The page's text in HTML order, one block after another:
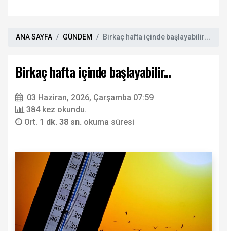
ANA SAYFA GÜNDEM Birkaç hafta içinde başlayabilir...
Birkaç hafta içinde başlayabilir...
03 Haziran, 2026, Çarşamba 07:59
384 kez okundu.
Ort. 1 dk. 38 sn. okuma süresi